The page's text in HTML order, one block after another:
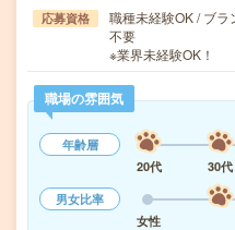
応募資格
職種未経験OK / ブラ
不要
※業界未経験OK！
職場の雰囲気
年齢層
20代
30代
男女比率
女性